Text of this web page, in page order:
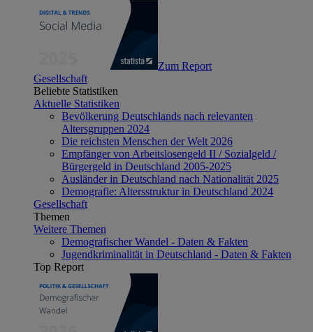
Zum Report
Gesellschaft
Beliebte Statistiken
Aktuelle Statistiken
Bevölkerung Deutschlands nach relevanten
Altersgruppen 2024
Die reichsten Menschen der Welt 2026
Empfänger von Arbeitslosengeld II / Sozialgeld /
Bürgergeld in Deutschland 2005-2025
Ausländer in Deutschland nach Nationalität 2025
Demografie: Altersstruktur in Deutschland 2024
Gesellschaft
Themen
Weitere Themen
Demografischer Wandel - Daten & Fakten
Jugendkriminalität in Deutschland - Daten & Fakten
Top Report